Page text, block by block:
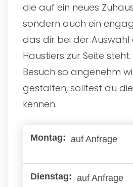
die auf ein neues
sondern auch ein
das dir bei der
Haustiers zur Seite
Besuch so angenehm
gestalten, solltest du
kennen.
auf Anfrage
auf Anfrage